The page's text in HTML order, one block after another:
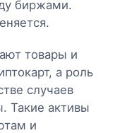
биржами.
товары и
а роль
случаев
Такие активы
и